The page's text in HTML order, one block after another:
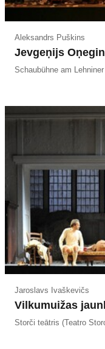
Aleksandrs Puškins
Jevgeņijs
Schaubühne am
Jaroslavs Ivaškevičs
Vilkumuižas
Storči teātris (Teatro